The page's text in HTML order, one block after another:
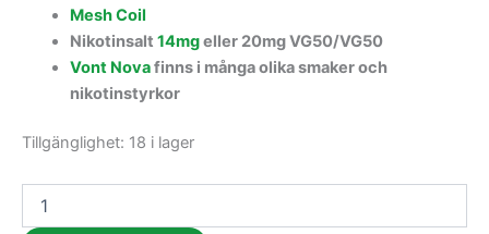
Mesh Coil
Nikotinsalt 14mgeller 20mg VG50/VG50
Vont Novafinns i många olika smaker och
nikotinstyrkor
Tillgänglighet: 18 i lager